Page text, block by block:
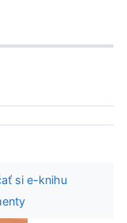
si e-knihu